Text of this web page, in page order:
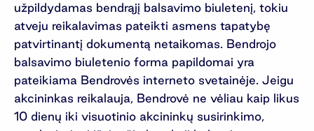
užpildydamas bendrąjį balsavimo biuletenį, tokiu
atveju reikalavimas pateikti asmens tapatybę
patvirtinantį dokumentą netaikomas. Bendrojo
balsavimo biuletenio forma papildomai yra
pateikiama Bendrovės interneto svetainėje. Jeigu
akcininkas reikalauja, Bendrovė ne vėliau kaip likus
10 dienų iki visuotinio akcininkų susirinkimo,